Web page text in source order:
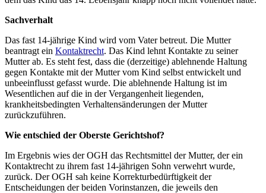
Sachverhalt
Das fast 14-jährige Kind wird vom Vater betreut. Die Mutter
beantragt ein Kontaktrecht. Das Kind lehnt Kontakte zu seiner
Mutter ab. Es steht fest, dass die (derzeitige) ablehnende Haltung
gegen Kontakte mit der Mutter vom Kind selbst entwickelt und
unbeeinflusst gefasst wurde. Die ablehnende Haltung ist im
Wesentlichen auf die in der Vergangenheit liegenden,
krankheitsbedingten Verhaltensänderungen der Mutter
zurückzuführen.
Wie entschied der Oberste Gerichtshof?
Im Ergebnis wies der OGH das Rechtsmittel der Mutter, der ein
Kontaktrecht zu ihrem fast 14-jährigen Sohn verwehrt wurde,
zurück. Der OGH sah keine Korrekturbedürftigkeit der
Entscheidungen der beiden Vorinstanzen, die jeweils den